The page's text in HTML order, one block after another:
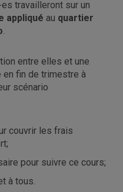
travailleront sur un
appliqué au quartier
.
entre elles et une
fin de trimestre à
scénario
couvrir les frais
pour suivre ce cours;
à tous.